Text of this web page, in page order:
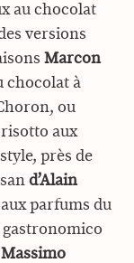
au chocolat
versions
Marcon
chocolat à
ou
aux
près de
d’Alain
parfums du
Massimo